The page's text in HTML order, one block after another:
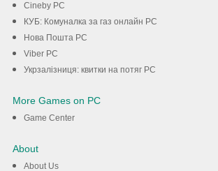
Cineby PC
КУБ: Комуналка за газ онлайн PC
Нова Пошта PC
Viber PC
Укрзалізниця: квитки на потяг PC
More Games on PC
Game Center
About
About Us